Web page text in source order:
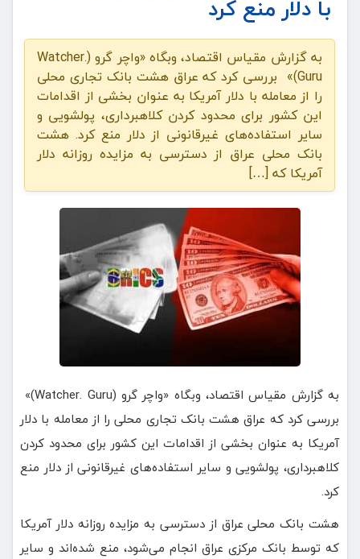
با دلار منع کرد
به گزارش مقیاس اقتصاد، وبگاه «واچر گرو (Watcher.
Guru)» بررسی کرد که عراق هشت بانک تجاری محلی
را از معامله با دلار آمریکا به عنوان بخشی از اقدامات
این کشور برای محدود کردن کلاهبرداری، پولشویی و
سایر استفاده‌های غیرقانونی از دلار منع کرد. هشت
بانک محلی عراق از دسترسی به مزایده روزانه دلار
آمریکا که […]
به گزارش مقیاس اقتصاد، وبگاه «واچر گرو (Watcher. Guru)»
بررسی کرد که عراق هشت بانک تجاری محلی را از معامله با دلار
آمریکا به عنوان بخشی از اقدامات این کشور برای محدود کردن
کلاهبرداری، پولشویی و سایر استفاده‌های غیرقانونی از دلار منع
کرد.
هشت بانک محلی عراق از دسترسی به مزایده روزانه دلار آمریکا
که توسط بانک مرکزی عراق انجام می‌شود، منع شده‌اند و سایر